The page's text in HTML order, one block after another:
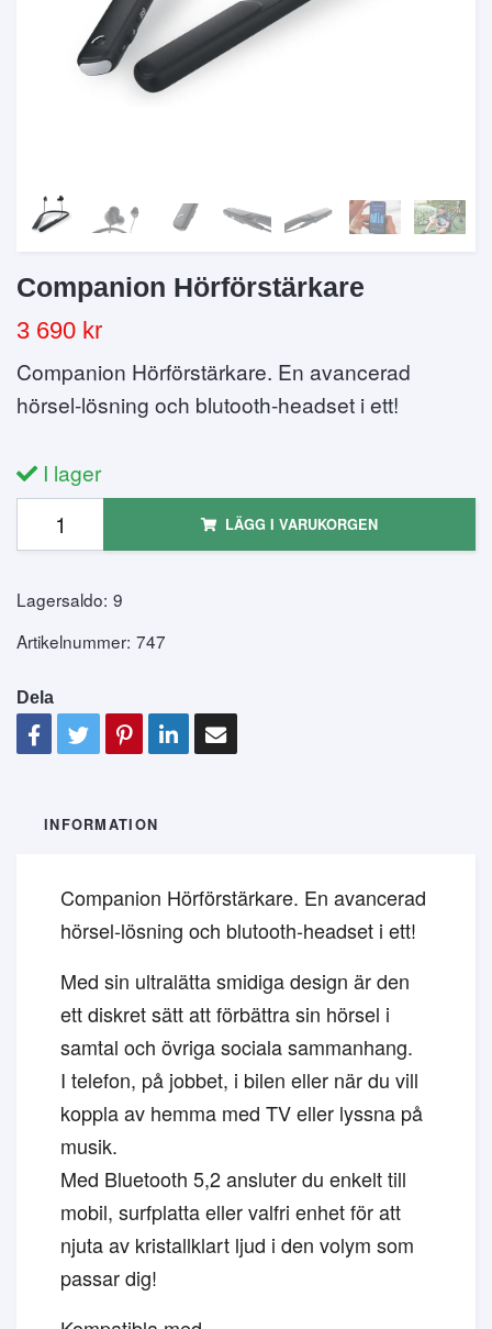
Companion Hörförstärkare
3 690 kr
Companion Hörförstärkare. En avancerad
hörsel-lösning och blutooth-headset i ett!
I lager
LÄGG I VARUKORGEN
Lagersaldo: 9
Artikelnummer: 747
Dela
INFORMATION
Companion Hörförstärkare. En avancerad
hörsel-lösning och blutooth-headset i ett!
Med sin ultralätta smidiga design är den
ett diskret sätt att förbättra sin hörsel i
samtal och övriga sociala sammanhang.
I telefon, på jobbet, i bilen eller när du vill
koppla av hemma med TV eller lyssna på
musik.
Med Bluetooth 5,2 ansluter du enkelt till
mobil, surfplatta eller valfri enhet för att
njuta av kristallklart ljud i den volym som
passar dig!